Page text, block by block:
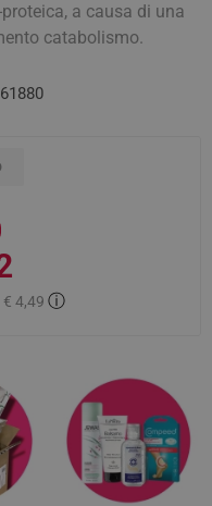
a causa di una
catabolismo.
€ 4,49 ⓘ